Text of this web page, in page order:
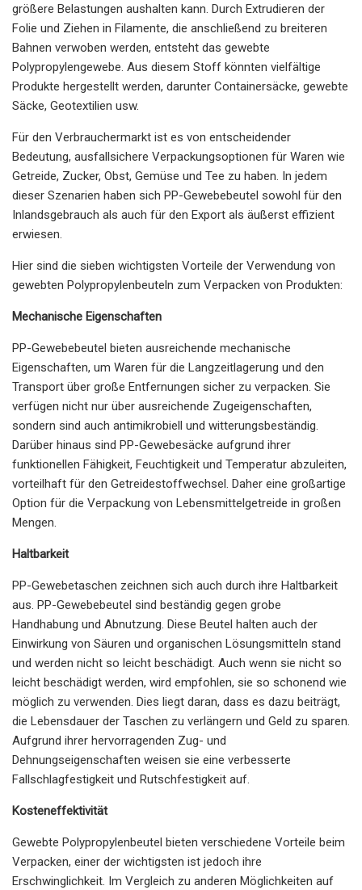
größere Belastungen aushalten kann. Durch Extrudieren der
Folie und Ziehen in Filamente, die anschließend zu breiteren
Bahnen verwoben werden, entsteht das gewebte
Polypropylengewebe. Aus diesem Stoff könnten vielfältige
Produkte hergestellt werden, darunter Containersäcke, gewebte
Säcke, Geotextilien usw.
Für den Verbrauchermarkt ist es von entscheidender
Bedeutung, ausfallsichere Verpackungsoptionen für Waren wie
Getreide, Zucker, Obst, Gemüse und Tee zu haben. In jedem
dieser Szenarien haben sich PP-Gewebebeutel sowohl für den
Inlandsgebrauch als auch für den Export als äußerst effizient
erwiesen.
Hier sind die sieben wichtigsten Vorteile der Verwendung von
gewebten Polypropylenbeuteln zum Verpacken von Produkten:
Mechanische Eigenschaften
PP-Gewebebeutel bieten ausreichende mechanische
Eigenschaften, um Waren für die Langzeitlagerung und den
Transport über große Entfernungen sicher zu verpacken. Sie
verfügen nicht nur über ausreichende Zugeigenschaften,
sondern sind auch antimikrobiell und witterungsbeständig.
Darüber hinaus sind PP-Gewebesäcke aufgrund ihrer
funktionellen Fähigkeit, Feuchtigkeit und Temperatur abzuleiten,
vorteilhaft für den Getreidestoffwechsel. Daher eine großartige
Option für die Verpackung von Lebensmittelgetreide in großen
Mengen.
Haltbarkeit
PP-Gewebetaschen zeichnen sich auch durch ihre Haltbarkeit
aus. PP-Gewebebeutel sind beständig gegen grobe
Handhabung und Abnutzung. Diese Beutel halten auch der
Einwirkung von Säuren und organischen Lösungsmitteln stand
und werden nicht so leicht beschädigt. Auch wenn sie nicht so
leicht beschädigt werden, wird empfohlen, sie so schonend wie
möglich zu verwenden. Dies liegt daran, dass es dazu beiträgt,
die Lebensdauer der Taschen zu verlängern und Geld zu sparen.
Aufgrund ihrer hervorragenden Zug- und
Dehnungseigenschaften weisen sie eine verbesserte
Fallschlagfestigkeit und Rutschfestigkeit auf.
Kosteneffektivität
Gewebte Polypropylenbeutel bieten verschiedene Vorteile beim
Verpacken, einer der wichtigsten ist jedoch ihre
Erschwinglichkeit. Im Vergleich zu anderen Möglichkeiten auf